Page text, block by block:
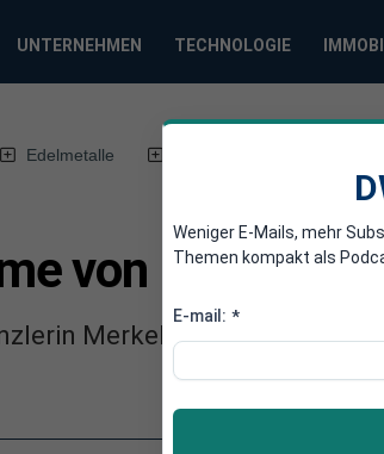
UNTERNEHMEN TECHNOLOGIE
Edelmetalle
von Migranten
Merkel nach
Weniger E-Mails, mehr
Themen kompakt als
E-mail: *